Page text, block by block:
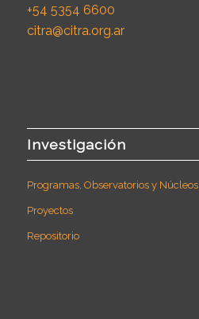
+54 5354 6600
citra@citra.org.ar
Investigación
Programas, Observatorios y Núcleos
Proyectos
Repositorio